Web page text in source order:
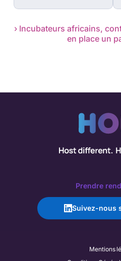
› Incubateurs africains,
en place un
Prendre
Suivez-nous
Mentions